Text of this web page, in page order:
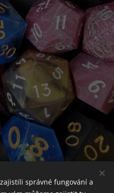
správné fungování a